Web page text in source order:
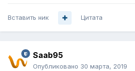
Вставить ник Цитата
Saab95
Опубликовано 30 марта, 2019